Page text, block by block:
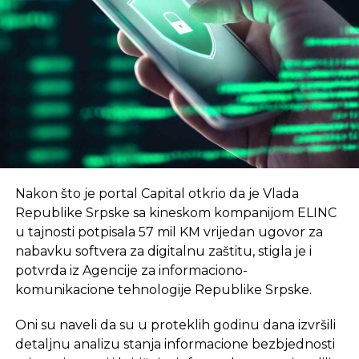
UNIBL, odnosno naši nastavnici i saradnici kroz
angažman u kompanijama koje budu
smještene u NTP – istakao je Radoslav Gajanin,
rektor Univerziteta u Banjaluci, prenosi RTRS.
Nikola Dragović, direktor Naučno-tehnološkog
parka Republike Srpske, najavio je, kako navodi
RTRS, još neke novine.
početi sprovoditi jeste program kampa za koji
intenzivno traje kampanja jedinstveni startap
program za mlade od 18 do 35 godina– rekao je
Dragović.
Vlada Srpske je prošle godine usvojila informaciju o
tehnološki razvoj.
REKLAMA
Cilj je da u 2024. godini broj trgovaca poraste
na preko 2.000, i da ukupan promet preko sajta
bude preko 70 mil EUR– saopšteno je na
eKapija
Nakon što je portal Capital otkrio da je Vlada
Republike Srpske sa kineskom kompanijom ELINC
u tajnosti potpisala 57 mil KM vrijedan ugovor za
nabavku softvera za digitalnu zaštitu, stigla je i
potvrda iz Agencije za informaciono-
komunikacione tehnologije Republike Srpske.
Oni su naveli da su u proteklih godinu dana izvršili
detaljnu analizu stanja informacione bezbjednosti